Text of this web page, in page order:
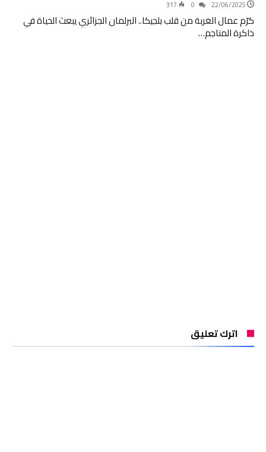
22/06/2025
317
كرّم عمال الغربة من قلب بلجيكا.. البرلمان الجزائري يبعث الحياة في
ذاكرة المناجم…
اترك تعليق